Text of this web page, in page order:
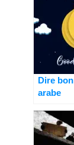
Dire
arabe